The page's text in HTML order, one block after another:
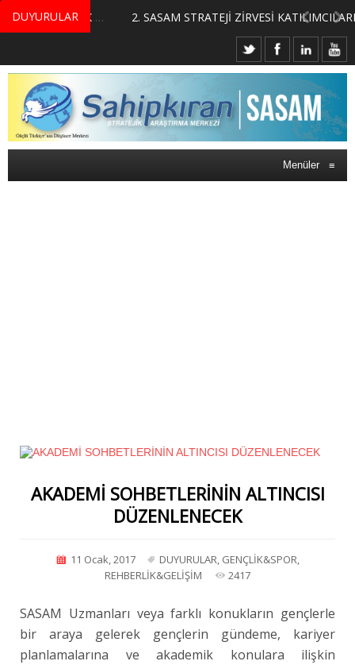
DUYURULAR
MERKEZİMİZ BÜNYESİNDE YETİŞTİRİLMEK ÜZERE GÖNÜLLÜ ÜLKE MASASI UZMANI VE UZMAN ADAYLARI ARIYORUZ 2. SASAM STRATEJİ ZİRVESİ KATILIMCILARI BELLİ OLDU
Menüler ≡
AKADEMİ SOHBETLERİNİN ALTINCISI
DÜZENLENECEK
11 Ocak, 2017 DUYURULAR GENÇLİK&SPOR
REHBERLİK&GELİŞİM
2417
SASAM Uzmanları veya farklı konukların gençlerle
bir araya gelerek gençlerin gündeme, kariyer
planlamalarına ve akademik konulara ilişkin